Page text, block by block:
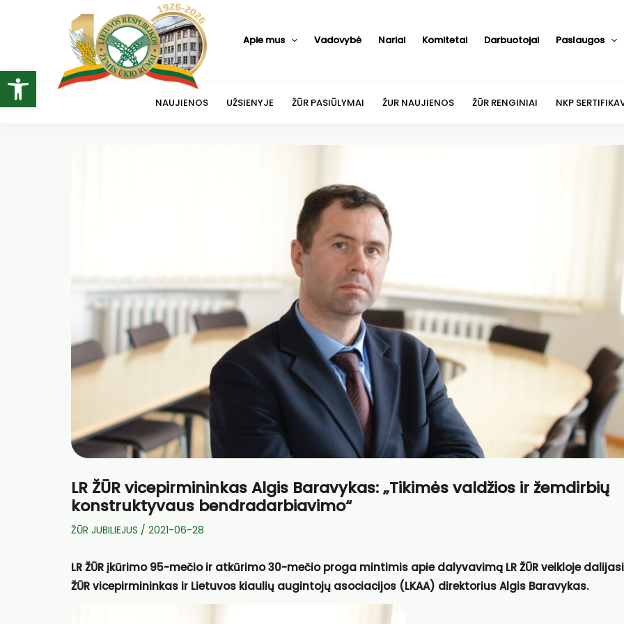
Open toolbar
Apie mus Vadovybė Nariai Komitetai Darbuotojai Paslaugos
NAUJIENOS UŽSIENYJE ŽŪR PASIŪLYMAI ŽUR NAUJIENOS ŽŪR RENGINIAI NKP
LR ŽŪR vicepirmininkas Algis Baravykas: „Tikimės valdžios ir žemdirbių
konstruktyvaus bendradarbiavimo“
ŽŪR JUBILIEJUS / 2021-06-28
LR ŽŪR įkūrimo 95-mečio ir atkūrimo 30-mečio proga mintimis apie dalyvavimą LR ŽŪR veikloje dalijasi
ŽŪR vicepirmininkas ir Lietuvos kiaulių augintojų asociacijos (LKAA) direktorius Algis Baravykas.